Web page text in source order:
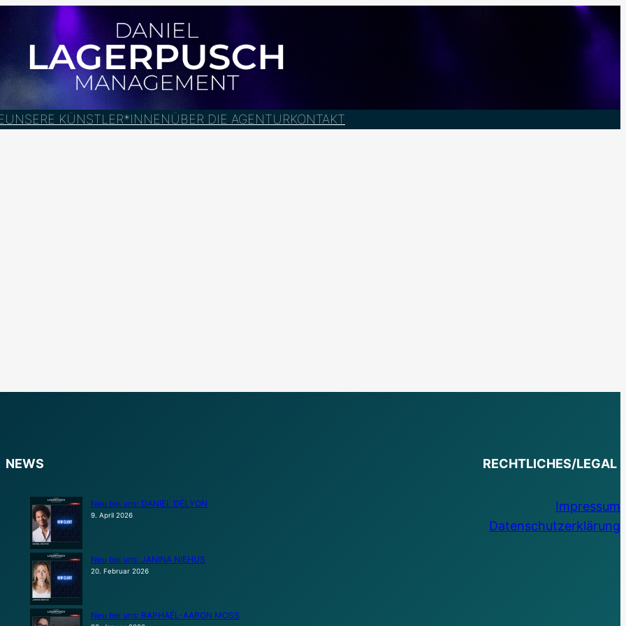
UNSERE KÜNSTLER*INNENÜBER DIE AGENTURKONTAKT
NEWS
Neu bei uns: DANIEL DÉLYON
9. April 2026
Neu bei uns: JANINA NIEHUS
20. Februar 2026
Neu bei uns: RAPHAËL-AARON MOSS
RECHTLICHES/LEGAL
Impressum
Datenschutzerklärung